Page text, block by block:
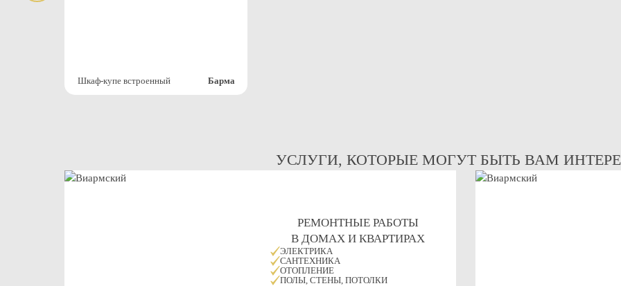
Шкаф-купе встроенный Барма
УСЛУГИ, КОТОРЫЕ МОГУТ БЫТЬ ВАМ
РЕМОНТНЫЕ РАБОТЫ
В ДОМАХ И КВАРТИРАХ
ЭЛЕКТРИКА
САНТЕХНИКА
ОТОПЛЕНИЕ
ПОЛЫ, СТЕНЫ, ПОТОЛКИ